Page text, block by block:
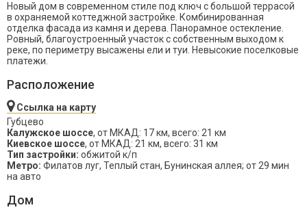
Новый дом в современном стиле под ключ с большой террасой
в охраняемой коттеджной застройке. Комбинированная
отделка фасада из камня и дерева. Панорамное остекление.
Ровный, благоустроенный участок с собственным выходом к
реке, по периметру высажены ели и туи. Невысокие поселковые
платежи.
Расположение
Ссылка на карту
Губцево
Калужское шоссе, от МКАД: 17 км, всего: 21 км
Киевское шоссе, от МКАД: 21 км, всего: 31 км
Тип застройки: обжитой к/п
Метро: Филатов луг, Теплый стан, Бунинская аллея; от 29 мин
на авто
Дом